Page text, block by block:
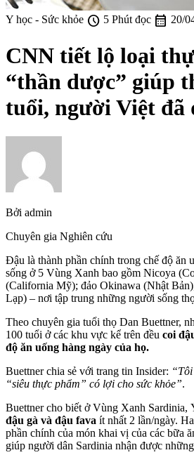
Y học - Sức khỏe schedule 5 Phút đọc calendar_month 20/
CNN tiết lộ loại
“thần dược” giúp
tuổi, người Việt đã
Bởi admin
Chuyên gia Nghiên cứu
Đậu là thành phần chính trong chế độ ăn
sống ở 5 Vùng Xanh bao gồm Nicoya
(California Mỹ); đảo Okinawa (Nhật
Lạp) – nơi tập trung những người sống
Theo chuyên gia tuổi thọ Dan Buettner,
100 tuổi ở các khu vực kể trên đều coi
độ ăn uống hàng ngày của họ.
Buettner chia sẻ với trang tin Insider:
“siêu thực phẩm” có lợi cho sức khỏe”.
Buettner cho biết ở Vùng Xanh Sardinia,
đậu gà và đậu fava ít nhất 2 lần/ngày.
phần chính của món khai vị của các bữa
giúp người dân Sardinia nhận được